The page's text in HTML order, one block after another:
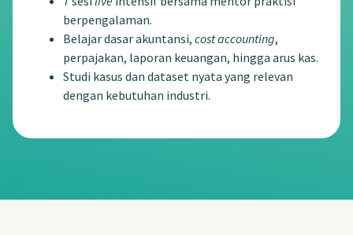
berpengalaman.
Belajar dasar akuntansi, cost accounting,
perpajakan, laporan keuangan, hingga arus kas.
Studi kasus dan dataset nyata yang relevan
dengan kebutuhan industri.